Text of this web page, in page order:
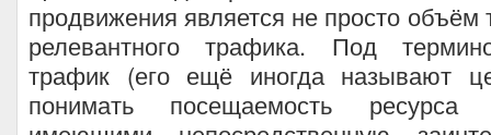
продвижения является не просто
релевантного трафика. Под
трафик (его ещё иногда называют
понимать посещаемость ресурса